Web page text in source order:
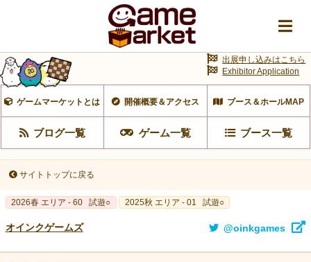
ゲームマーケットとは 開催概要＆アクセス ブース＆ホールMAP
ブログ一覧 ゲーム一覧 ブース一覧
出展申し込みはこちら
Exhibitor Application
サイトトップに戻る
2026春 エリア - 60 試遊○ 2025秋 エリア - 01 試遊○
オインクゲームズ @oinkgames